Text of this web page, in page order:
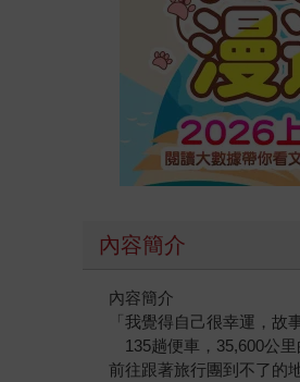
內容簡介
內容簡介
「我覺得自己很幸運，
135趟便車，35,600公里
前往跟著旅行團到不了的